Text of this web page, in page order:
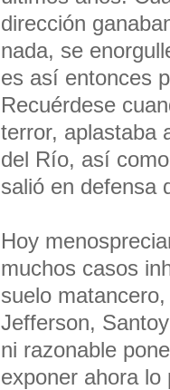
dirección
nada, se
es así entonces
Recuérdese
terror, aplastaba
del Río, así
salió en defensa
Hoy
muchos casos
suelo
Jefferson,
ni razonable
exponer ahora lo